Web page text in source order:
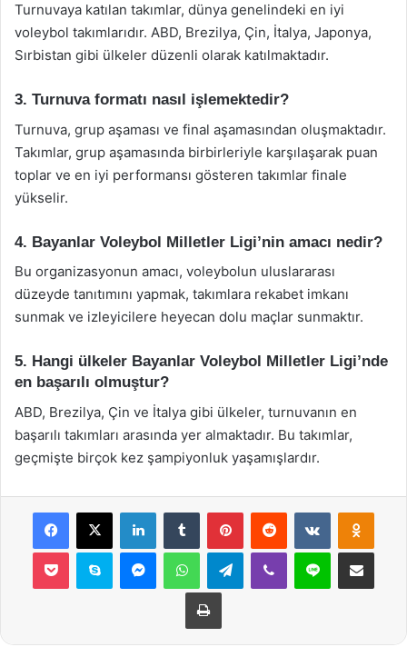
Turnuvaya katılan takımlar, dünya genelindeki en iyi
voleybol takımlarıdır. ABD, Brezilya, Çin, İtalya, Japonya,
Sırbistan gibi ülkeler düzenli olarak katılmaktadır.
3. Turnuva formatı nasıl işlemektedir?
Turnuva, grup aşaması ve final aşamasından oluşmaktadır.
Takımlar, grup aşamasında birbirleriyle karşılaşarak puan
toplar ve en iyi performansı gösteren takımlar finale
yükselir.
4. Bayanlar Voleybol Milletler Ligi’nin amacı nedir?
Bu organizasyonun amacı, voleybolun uluslararası
düzeyde tanıtımını yapmak, takımlara rekabet imkanı
sunmak ve izleyicilere heyecan dolu maçlar sunmaktır.
5. Hangi ülkeler Bayanlar Voleybol Milletler Ligi’nde
en başarılı olmuştur?
ABD, Brezilya, Çin ve İtalya gibi ülkeler, turnuvanın en
başarılı takımları arasında yer almaktadır. Bu takımlar,
geçmişte birçok kez şampiyonluk yaşamışlardır.
Facebook
X LinkedInTumblr PinterestReddit VKontakte
Pocket Skype MessengerWhatsAppTelegramViber Line E-Posta ile
Yazdır